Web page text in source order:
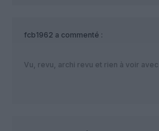
fcb1962 a commenté :
Vu, revu, archi revu et rien à voir